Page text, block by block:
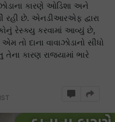
કારણે ઓડિશા અને
રહી છે. એનડીઆરએફ દ્વારા
રેસ્ક્યુ કરવામાં આવ્યું છે,
તો દાના વાવાઝોડાનો સીધો
કારણ રાજ્યામાં ભારે